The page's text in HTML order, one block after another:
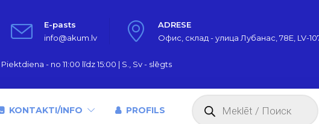
E-pasts
info@akum.lv
ADRESE
Офис, склад - улица Лубанас, 78Е, LV-
- no 11:00 līdz 15:00 | S., Sv - slēgts
KONTAKTI/INFO PROFILS
Products
search